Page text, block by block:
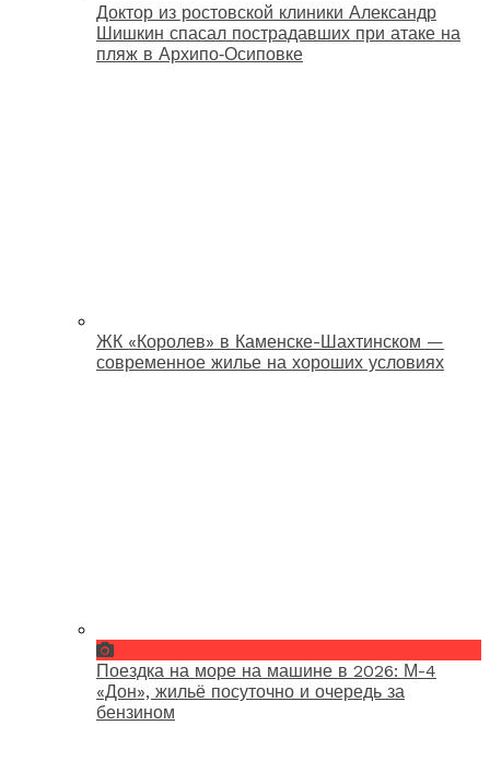
Доктор из ростовской клиники Александр
Шишкин спасал пострадавших при атаке на
пляж в Архипо‑Осиповке
ЖК «Королев» в Каменске-Шахтинском —
современное жилье на хороших условиях
Поездка на море на машине в 2026: М-4
«Дон», жильё посуточно и очередь за
бензином